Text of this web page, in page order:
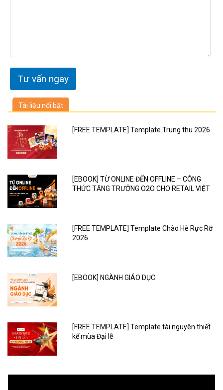
Tài liệu nổi bật
[FREE TEMPLATE] Template Trung thu 2026
[EBOOK] TỪ ONLINE ĐẾN OFFLINE – CÔNG
THỨC TĂNG TRƯỞNG O2O CHO RETAIL VIỆT
[FREE TEMPLATE] Template Chào Hè Rực Rỡ
2026
[EBOOK] NGÀNH GIÁO DỤC
[FREE TEMPLATE] Template tài nguyên thiết
kế mùa Đại lễ